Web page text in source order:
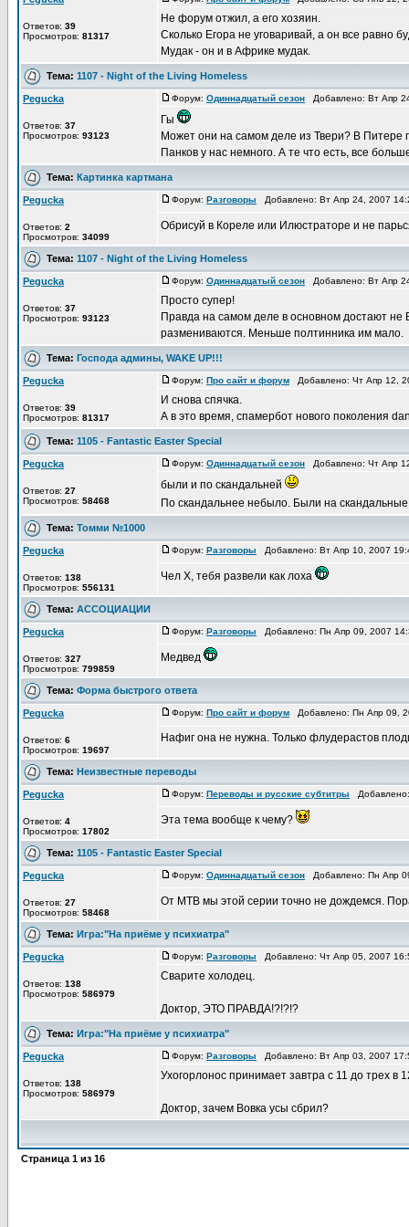
Ответов: 39
Просмотров: 81317
Не форум отжил, а его хозяин.
Сколько Егора не уговаривай, а он все равно
Мудак - он и в Африке мудак.
Тема: 1107 - Night of the Living Homeless
Pegucka
Ответов: 37
Просмотров: 93123
Форум: Одиннадцатый сезон Добавлено: Вт Апр
Гы
Может они на самом деле из Твери? В Питере
Панков у нас немного. А те что есть, все
Тема: Картинка картмана
Pegucka
Ответов: 2
Просмотров: 34099
Форум: Pазговоры Добавлено: Вт Апр 24, 2007
Обрисуй в Кореле или Илюстраторе и не
Тема: 1107 - Night of the Living Homeless
Pegucka
Ответов: 37
Просмотров: 93123
Форум: Одиннадцатый сезон Добавлено: Вт Апр
Просто супер!
Правда на самом деле в основном достают
размениваются. Меньше полтинника им мало.
Тема: Господа админы, WAKE UP!!!
Pegucka
Ответов: 39
Просмотров: 81317
Форум: Про сайт и форум Добавлено: Чт Апр 12,
И снова спячка.
А в это время, спамербот нового поколения
Тема: 1105 - Fantastic Easter Special
Pegucka
Ответов: 27
Просмотров: 58468
Форум: Одиннадцатый сезон Добавлено: Чт Апр
были и по скандальней
По скандальнее небыло. Были на
Тема: Томми №1000
Pegucka
Ответов: 138
Просмотров: 556131
Форум: Pазговоры Добавлено: Вт Апр 10, 2007
Чел Х, тебя развели как лоха
Тема: АССОЦИАЦИИ
Pegucka
Ответов: 327
Просмотров: 799859
Форум: Pазговоры Добавлено: Пн Апр 09, 2007
Медвед
Тема: Форма быстрого ответа
Pegucka
Ответов: 6
Просмотров: 19697
Форум: Про сайт и форум Добавлено: Пн Апр 09,
Нафиг она не нужна. Только флудерастов
Тема: Неизвестные переводы
Pegucka
Ответов: 4
Просмотров: 17802
Форум: Переводы и русские субтитры
Эта тема вообще к чему?
Тема: 1105 - Fantastic Easter Special
Pegucka
Ответов: 27
Просмотров: 58468
Форум: Одиннадцатый сезон Добавлено: Пн Апр
От МТВ мы этой серии точно не дождемся.
Тема: Игра:"На приёме у психиатра"
Pegucka
Ответов: 138
Просмотров: 586979
Форум: Pазговоры Добавлено: Чт Апр 05, 2007
Сварите холодец.
Доктор, ЭТО ПРАВДА!?!?!?
Тема: Игра:"На приёме у психиатра"
Pegucka
Ответов: 138
Просмотров: 586979
Форум: Pазговоры Добавлено: Вт Апр 03, 2007
Ухогорлонос принимает завтра с 11 до трех в
Доктор, зачем Вовка усы сбрил?
Страница 1 из 16